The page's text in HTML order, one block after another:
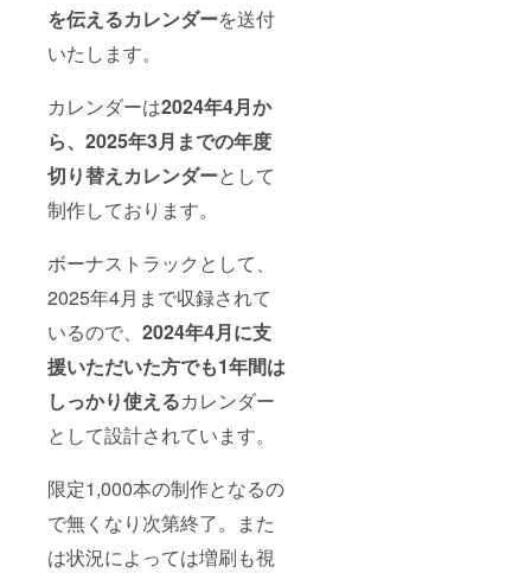
を伝えるカレンダーを送付
いたします。
カレンダーは2024年4月か
ら、2025年3月までの年度
切り替えカレンダーとして
制作しております。
ボーナストラックとして、
2025年4月まで収録されて
いるので、 2024年4月に支
援いただいた方でも1年間は
しっかり使えるカレンダー
として設計されています。
限定1,000本の制作となるの
で無くなり次第終了。また
は状況によっては増刷も視